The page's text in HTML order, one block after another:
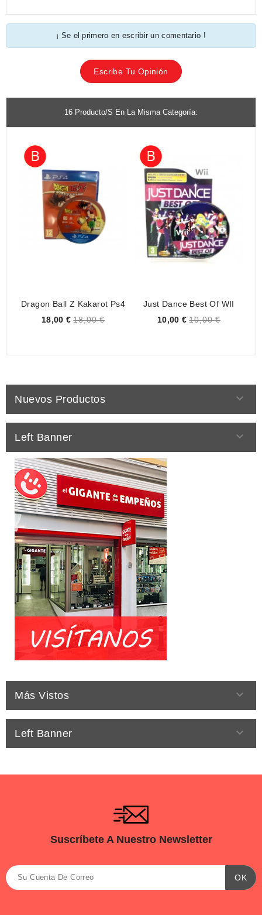
¡ Se el primero en escribir un comentario !
Escribe Tu Opinión
16 Producto/s En La Misma Categoría:
Dragon Ball Z Kakarot Ps4
Price
18,00 € 18,00 €
Just Dance Best Of WII
Price
10,00 € 10,00 €
Nuevos Productos 
Left Banner 
Más Vistos 
Left Banner 
Suscríbete A Nuestro Newsletter